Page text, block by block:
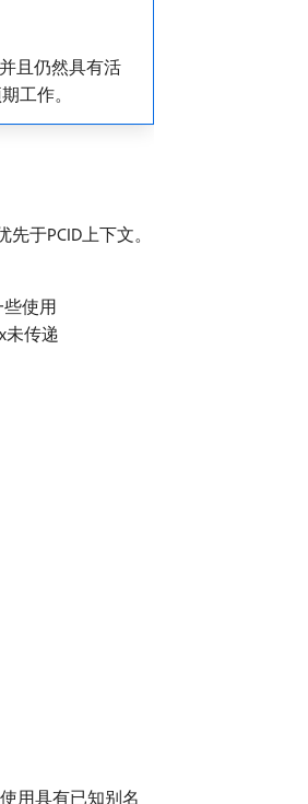
且仍然具有活
工作。
先于PCID上下文。
使用
未传递
用具有已知别名